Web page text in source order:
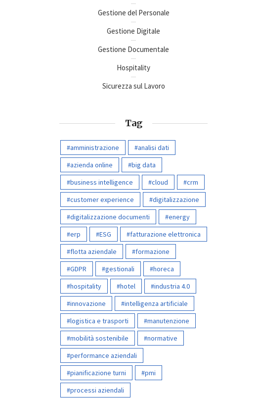
Gestione del Personale
Gestione Digitale
Gestione Documentale
Hospitality
Sicurezza sul Lavoro
Tag
amministrazione
analisi dati
azienda online
big data
business intelligence
cloud
crm
customer experience
digitalizzazione
digitalizzazione documenti
energy
erp
ESG
fatturazione elettronica
flotta aziendale
formazione
GDPR
gestionali
horeca
hospitality
hotel
industria 4.0
innovazione
intelligenza artificiale
logistica e trasporti
manutenzione
mobilità sostenibile
normative
performance aziendali
pianificazione turni
pmi
processi aziendali